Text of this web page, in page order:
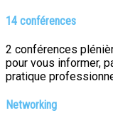
14 conférences
2 conférences
pour vous informer,
pratique
Networking